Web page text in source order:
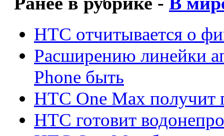
HTC отчитывается о
Расширению линейки
Phone быть
HTC One Max получит
HTC готовит